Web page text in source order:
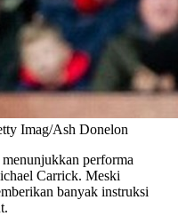
Imag/Ash Donelon
performa
Carrick. Meski
banyak instruksi